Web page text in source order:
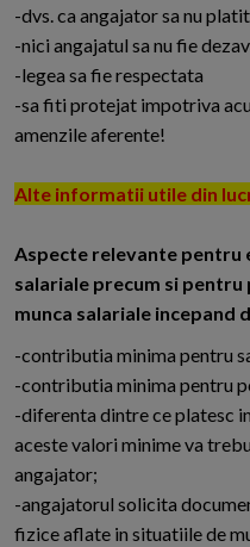
-dvs. ca angajator sa nu
-nici angajatul sa nu fie
-legea sa fie respectata
-sa fiti protejat impotriva
amenzile aferente!
Alte informatii utile din
Aspecte relevante pentru
salariale precum si
munca salariale incepand
-contributia minima pentru
-contributia minima pentru
-diferenta dintre ce platesc
aceste valori minime va
angajator;
-angajatorul solicita
fizice aflate in situatiile de